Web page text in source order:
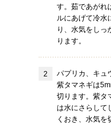
す。茹であがれ
ルにあげて冷水
り、水気をしっ
ります。
パプリカ、キュ
紫タマネギは
切ります。紫タ
は水にさらして
くおき、水気を